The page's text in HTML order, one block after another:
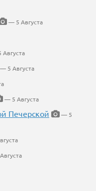
— 5 Августа
— 5 Августа
— 5 Августа
Печерской
— 5